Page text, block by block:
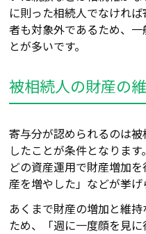
に則った相続人でなけれ
者も対象外であるため、
とが多いです。
被相続人の財産の
寄与分が認められるのは
したことが条件となりま
どの資産運用で財産増加
産を増やした」などが挙げ
あくまで財産の増加と維
ため、「週に一度顔を見